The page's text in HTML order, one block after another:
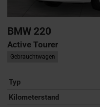
BMW 220
Active Tourer
Gebrauchtwagen
Typ
Kilometerstand